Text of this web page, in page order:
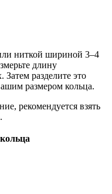
ниткой шириной 3–4
длину
разделите это
размером кольца.
рекомендуется взять